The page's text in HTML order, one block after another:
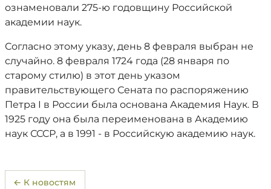
ознаменовали 275-ю годовщину Российской
академии наук.
Согласно этому указу, день 8 февраля выбран не
случайно. 8 февраля 1724 года (28 января по
старому стилю) в этот день указом
правительствующего Сената по распоряжению
Петра I в России была основана Академия Наук. В
1925 году она была переименована в Академию
наук СССР, а в 1991 - в Российскую академию наук.
← К новостям